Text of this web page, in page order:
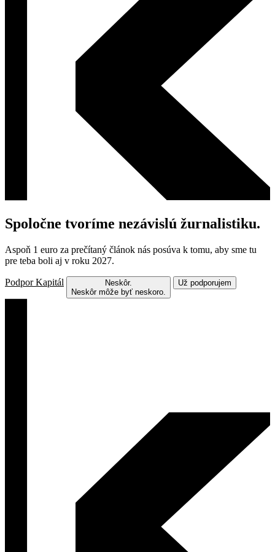
Spoločne tvoríme nezávislú žurnalistiku.
Aspoň 1 euro za prečítaný článok nás posúva k tomu, aby sme tu
pre teba boli aj v roku 2027.
Podpor Kapitál
Neskôr.
Neskôr môže byť neskoro.
Už podporujem